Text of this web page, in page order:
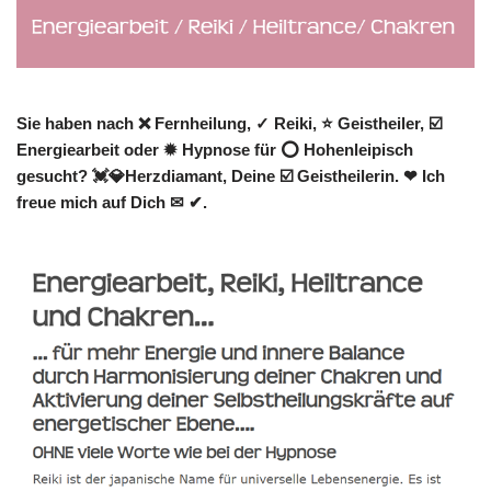
Sie haben nach ❌ Fernheilung, ✓ Reiki, ⭐ Geistheiler, ☑️
Energiearbeit oder ✹ Hypnose für ⭕ Hohenleipisch
gesucht? 💓️💎Herzdiamant, Deine ☑️ Geistheilerin. ❤ Ich
freue mich auf Dich ✉ ✔.